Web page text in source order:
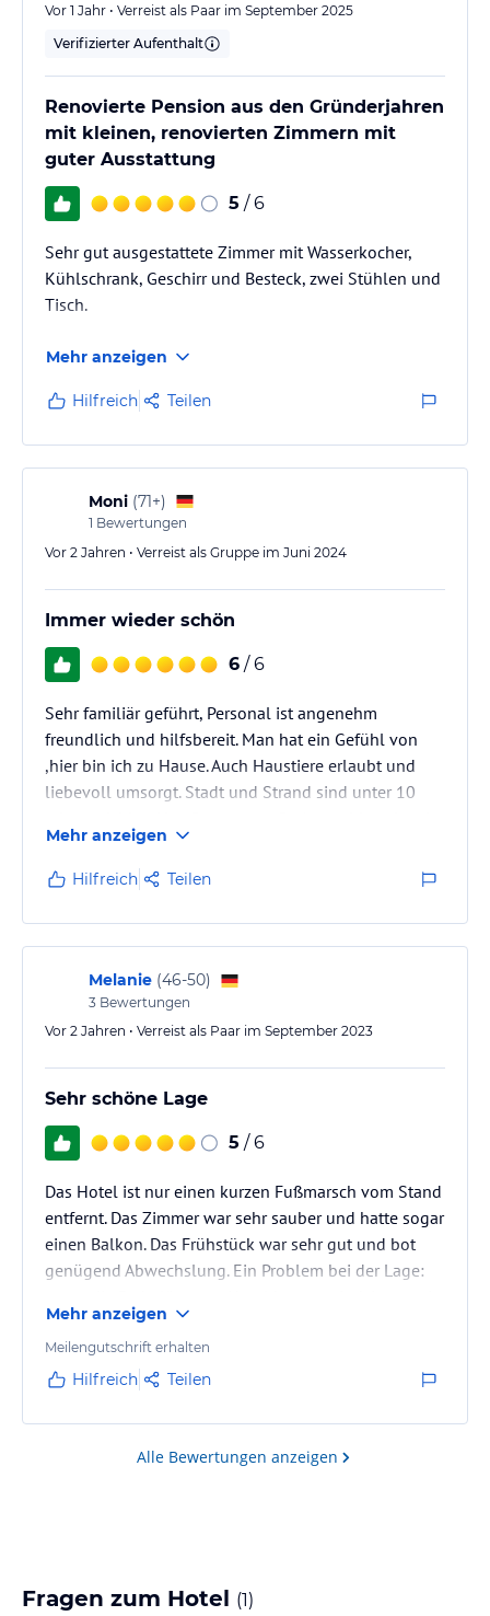
Vor 1 Jahr • Verreist als Paar im September 2025
Verifizierter Aufenthalt
Renovierte Pension aus den Gründerjahren
mit kleinen, renovierten Zimmern mit
guter Ausstattung
5 / 6
Sehr gut ausgestattete Zimmer mit Wasserkocher,
Kühlschrank, Geschirr und Besteck, zwei Stühlen und
Tisch.
Mehr anzeigen
Hilfreich Teilen
Moni (71+)
1 Bewertungen
Vor 2 Jahren • Verreist als Gruppe im Juni 2024
Immer wieder schön
6 / 6
Sehr familiär geführt, Personal ist angenehm
freundlich und hilfsbereit. Man hat ein Gefühl von
,hier bin ich zu Hause. Auch Haustiere erlaubt und
liebevoll umsorgt. Stadt und Strand sind unter 10
als reichlich. Wir kommen seit 30 Jahren gerne
hierher und freuen uns schon auf das nächste Mal.
Liebe Grüße Moni aus Potsdam
Mehr anzeigen
Hilfreich Teilen
Melanie (46-50)
3 Bewertungen
Vor 2 Jahren • Verreist als Paar im September 2023
Sehr schöne Lage
5 / 6
Das Hotel ist nur einen kurzen Fußmarsch vom Stand
entfernt. Das Zimmer war sehr sauber und hatte sogar
einen Balkon. Das Frühstück war sehr gut und bot
genügend Abwechslung. Ein Problem bei der Lage:
dem Parken eine Katastrophe. Gerade am
Wochenende, wenn alle schnell mal in die Ostsee
springen wollen.
Mehr anzeigen
Meilengutschrift erhalten
Hilfreich Teilen
Alle Bewertungen anzeigen
Fragen zum Hotel (1)